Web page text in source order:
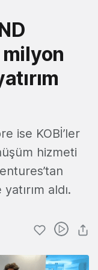
milyon
ise KOBİ’ler
hizmeti
aldı.